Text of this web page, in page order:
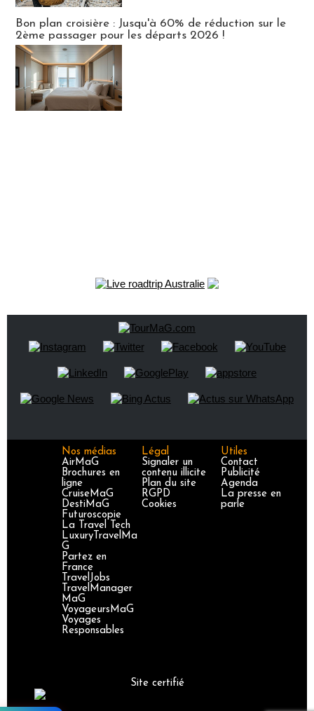
Bon plan croisière : Jusqu'à 60% de réduction sur le
2ème passager pour les départs 2026 !
Nos médias
AirMaG
Brochures en
ligne
CruiseMaG
DestiMaG
Futuroscopie
La Travel Tech
LuxuryTravelMa
G
Partez en
France
TravelJobs
TravelManager
MaG
VoyageursMaG
Voyages
Responsables
Légal
Signaler un
contenu illicite
Plan du site
RGPD
Cookies
Utiles
Contact
Publicité
Agenda
La presse en
parle
Site certifié